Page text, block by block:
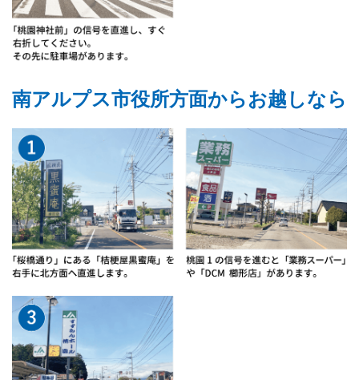
南アルプス市役所方面からお越しなら